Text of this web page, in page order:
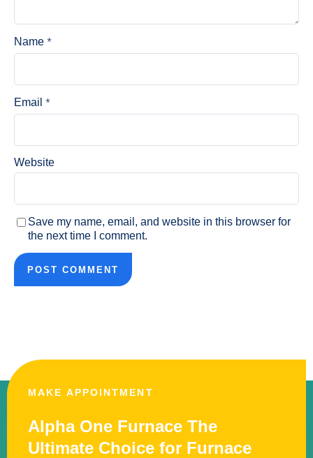
Name *
Email *
Website
Save my name, email, and website in this browser for
the next time I comment.
MAKE APPOINTMENT
Alpha One Furnace The
Ultimate Choice for Furnace